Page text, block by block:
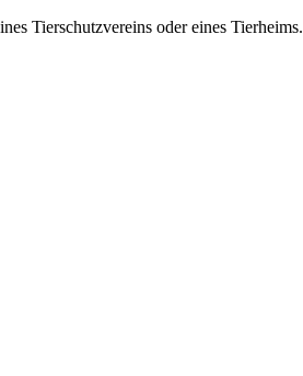
Tierschutzvereins oder eines Tierheims.